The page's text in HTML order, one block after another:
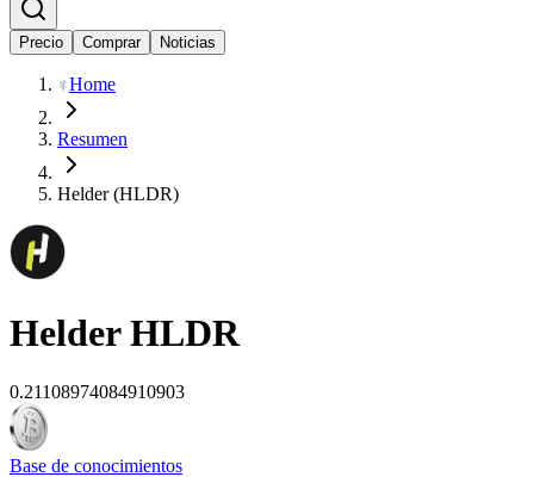
Precio Comprar Noticias
Home
Resumen
Helder (HLDR)
Helder HLDR
0.21108974084910903
Base de conocimientos